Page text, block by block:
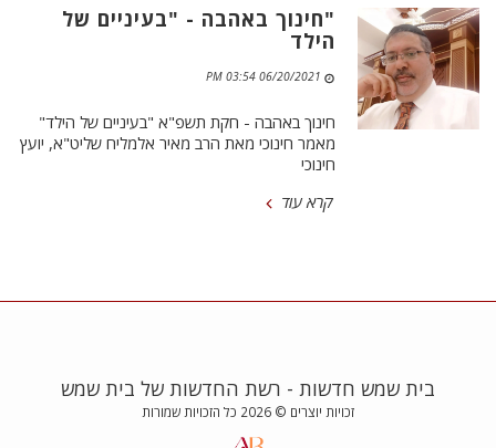
"חינוך באהבה - "בעיניים של
הילד
06/20/2021 03:54 PM
חינוך באהבה - חקת תשפ"א "בעיניים של הילד"
מאמר חינוכי מאת הרב מאיר אלמליח שליט"א, יועץ
חינוכי
קרא עוד
בית שמש חדשות - רשת החדשות של בית שמש
זכויות יוצרים © 2026 כל הזכויות שמורות